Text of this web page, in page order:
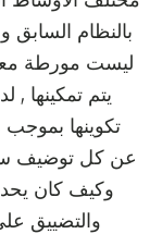
بالنظام السابق
ليست مورطة معه
يتم تمكينها
تكوينها
عن كل توضيف
وكيف كان
والتضييق